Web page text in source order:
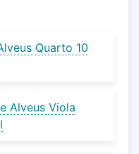
Quarto 10
Alveus Viola